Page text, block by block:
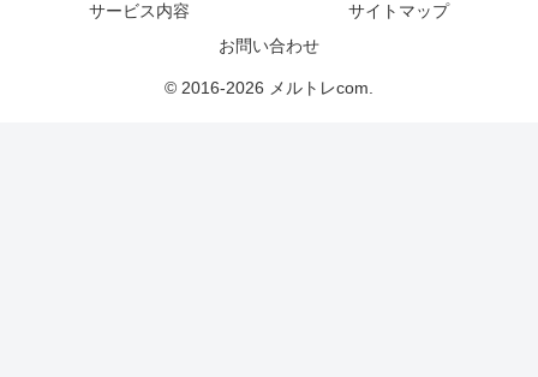
サービス内容
サイトマップ
お問い合わせ
© 2016-2026 メルトレcom.